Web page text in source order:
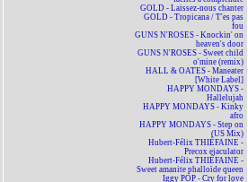
GOLD - Laissez-nous chanter
GOLD - Tropicana / T'es pas
fou
GUNS N'ROSES - Knockin' on
heaven's door
GUNS N'ROSES - Sweet child
o'mine (remix)
HALL & OATES - Maneater
[White Label]
HAPPY MONDAYS -
Hallelujah
HAPPY MONDAYS - Kinky
afro
HAPPY MONDAYS - Step on
(US Mix)
Hubert-Félix THIÉFAINE -
Precox ejaculator
Hubert-Félix THIÉFAINE -
Sweet amanite phalloïde queen
Iggy POP - Cry for love